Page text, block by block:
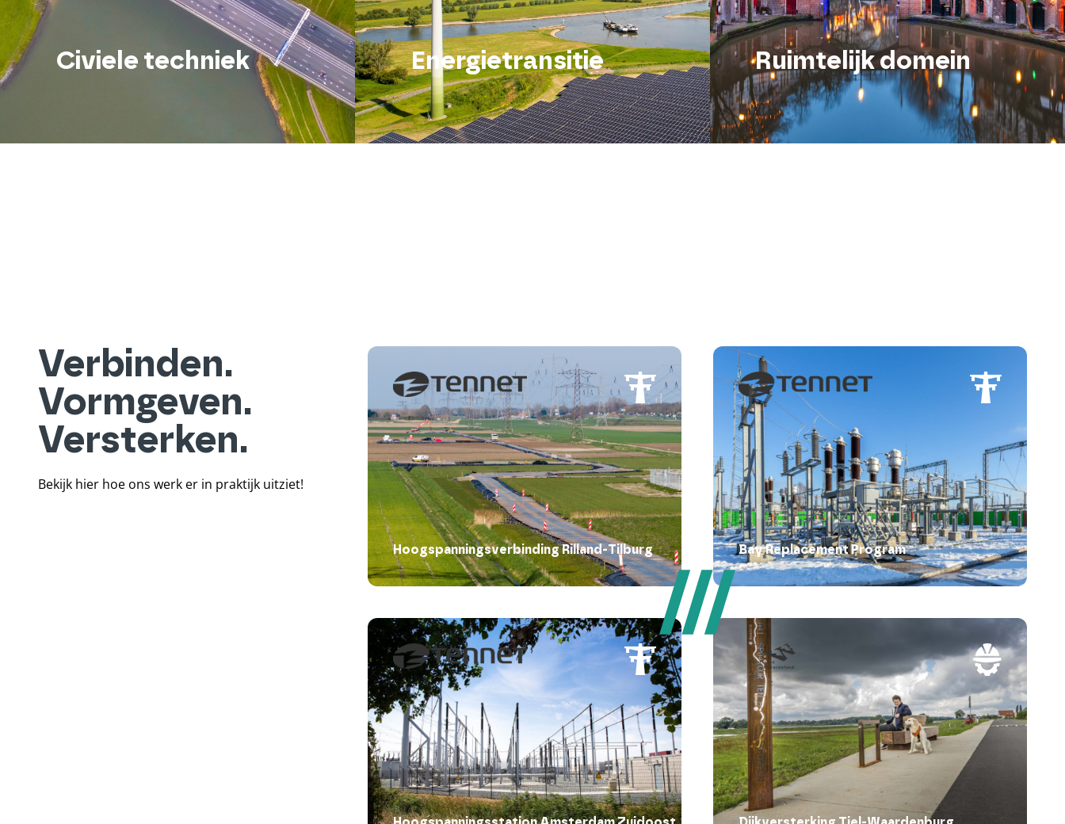
Civiele techniek Energietransitie Ruimtelijk domein
Verbinden.
Vormgeven.
Versterken.
Bekijk hier hoe ons werk er in praktijk uitziet!
Hoogspanningsverbinding Rilland-Tilburg Bay Replacement Program